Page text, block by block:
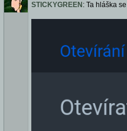
STICKYGREEN : Ta hláška